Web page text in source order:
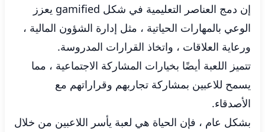
إن دمج العناصر التعليمية في شكل gamified يعزز
الوعي بالمهارات الحياتية ، مثل إدارة الشؤون المالية ،
ورعاية العلاقات ، واتخاذ القرارات المدروسة.
تتميز اللعبة أيضًا بخيارات المشاركة الاجتماعية ، مما
يسمح للاعبين بمشاركة تجاربهم وقراراتهم مع
الأصدقاء.
بشكل عام ، فإن الحياة هي لعبة يأسر اللاعبين من خلال